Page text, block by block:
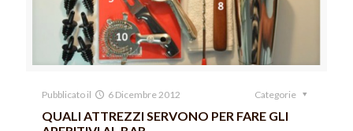
Pubblicato il 6 Dicembre 2012 Categorie
QUALI ATTREZZI SERVONO PER FARE GLI